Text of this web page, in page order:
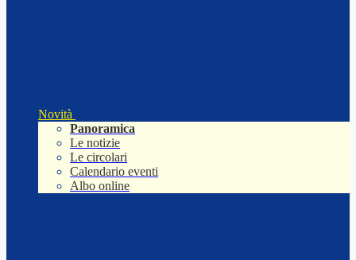
Novità
Panoramica
Le notizie
Le circolari
Calendario eventi
Albo online